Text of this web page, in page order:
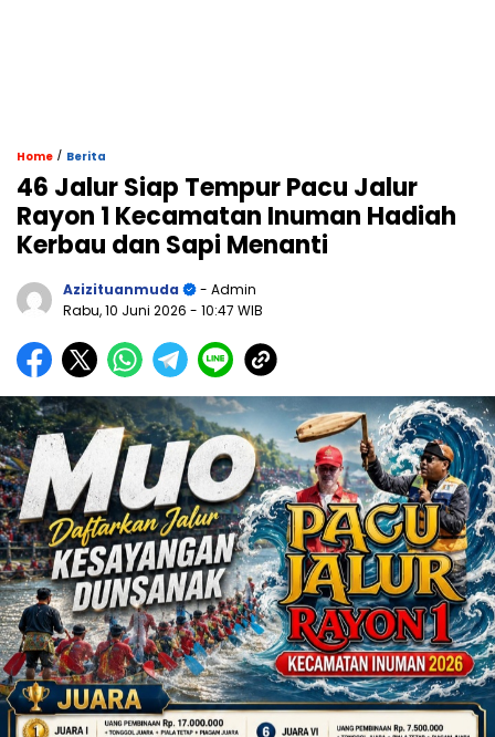
Home / Berita
46 Jalur Siap Tempur Pacu Jalur
Rayon 1 Kecamatan Inuman Hadiah
Kerbau dan Sapi Menanti
Azizituanmuda
- Admin
Rabu, 10 Juni 2026 - 10:47 WIB